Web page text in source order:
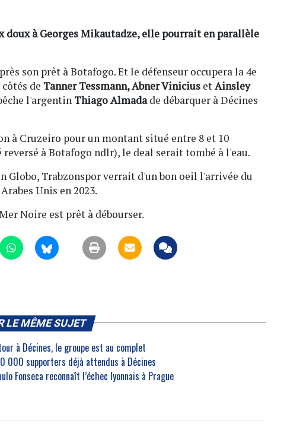
doux à Georges Mikautadze, elle pourrait en parallèle
son prêt à Botafogo. Et le défenseur occupera la 4e
de Tanner Tessmann, Abner Vinicius etAinsley
l'argentin Thiago Almadade débarquer à Décines
à Cruzeiro pour un montant situé entre 8 et 10
à Botafogo ndlr), le deal serait tombé à l'eau.
Globo, Trabzonspor verrait d'un bon oeil l'arrivée du
Unis en 2023.
Noire est prêt à débourser.
LE MÊME SUJET
à Décines, le groupe est au complet
000 supporters déjà attendus à Décines
Fonseca reconnaît l’échec lyonnais à Prague